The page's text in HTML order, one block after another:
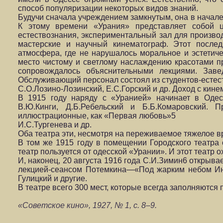
способ популяризации некоторых видов знаний.
Будучи сначала учреждением замкнутым, она в
К этому времени «Урания» представляет собой
естествознания, экспериментальный зал для
мастерские и научный кинематограф. Этот
атмосфера, где не нарушалось моральное и
место чистому и светлому наслаждению красотами
сопровождалось объяснительными лекциями.
Обслуживающий персонал состоял из студентов-
С.О.Лозино-Лозинский, Е.С.Горский и др. Доход с
В 1915 году наряду с «Уранией» начинает в
В.Ю.Кинги, Д.Б.Ребельский и Б.Б.Комаровский.
иллюстрационные, как «Первая любовь»5
И.С.Тургенева и др.
Оба театра эти, несмотря на переживаемое тяжелое
В том же 1915 году в помещении Городского театра
театр пользуется от одесской «Урании». И этот театр
И, наконец, 20 августа 1916 года С.И.Зимин6
лекцией-сеансом Потемкина—«Под жарким небом
Гулицкий и другие.
В театре всего 300 мест, которые всегда заполняются
«Советское кино», 1927, № 1, с. 8–9.